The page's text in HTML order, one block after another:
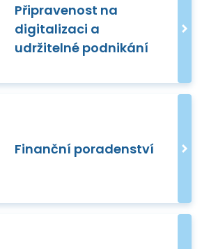
Připravenost na
digitalizaci a
udržitelné podnikání
Finanční poradenství